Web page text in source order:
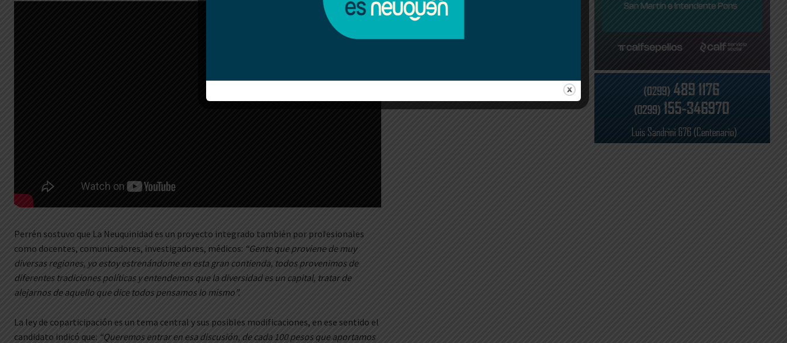
Perrén sostuvo que La Neuquinidad es un proyecto integrado también por profesionales
como docentes, comunicadores, investigadores, médicos: “Gente que proviene de muy
diversas regiones, yo estoy estrenándome en esta gran contienda, todos provenimos de
diferentes tradiciones políticas y entendemos que la diversidad es un capital, tratar de
alejarnos de aquello que dice todos pensamos lo mismo”.
La ley de coparticipación es un tema central y sus posibles modificaciones, en ese sentido el
candidato indicó que: “Queremos entrar en esa discusión, de cada 100 pesos que aportamos